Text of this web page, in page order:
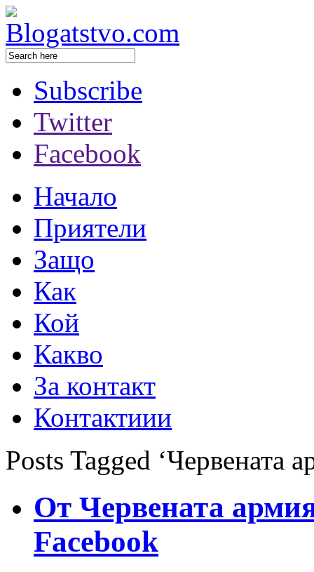
Subscribe
Twitter
Facebook
Начало
Приятели
Защо
Как
Кой
Какво
За контакт
Контактиии
Posts Tagged ‘Червената
От Червената
Facebook